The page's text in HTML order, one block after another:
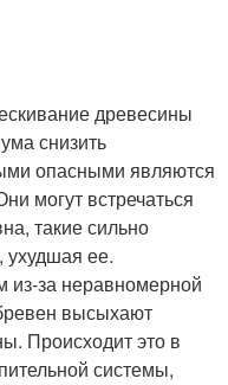
древесины
снизить
опасными являются
могут встречаться
такие сильно
ухудшая ее.
за неравномерной
высыхают
Происходит это в
системы,